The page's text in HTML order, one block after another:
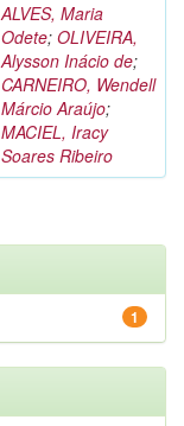
ALVES, Maria
Odete; OLIVEIRA,
Alysson Inácio de;
CARNEIRO, Wendell
Márcio Araújo;
MACIEL, Iracy
Soares Ribeiro
1